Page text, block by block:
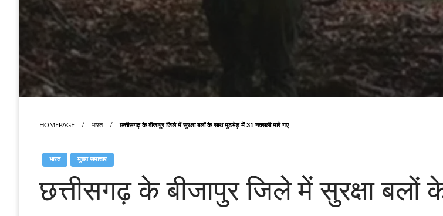
HOMEPAGE भारत छत्तीसगढ़ के बीजापुर जिले में सुरक्षा बलों के साथ मुठभेड़ में 31 नक्सली मारे गए
भारत मुख्य समाचार
छत्तीसगढ़ के बीजापुर जिले में सुरक्षा